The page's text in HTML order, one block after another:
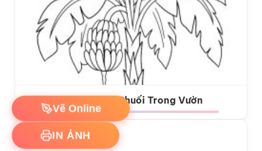
Tô màu Cây Chuối Trong Vườn
Vẽ Online
IN ẢNH